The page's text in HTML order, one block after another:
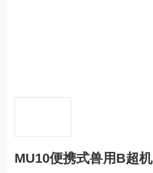
MU10便携式兽用B超机